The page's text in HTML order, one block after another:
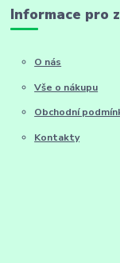
Informace pro
O nás
Vše o nákupu
Obchodní
Kontakty